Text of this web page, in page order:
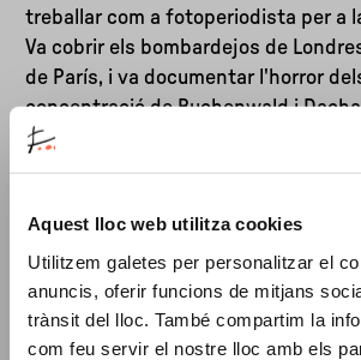
Aquest lloc web utilitza cookies
Utilitzem galetes per personalitzar el
anuncis, oferir funcions de mitjans
trànsit del lloc. També compartim la
com feu servir el nostre lloc amb els
treballar com a fotoperiodista per a
Va cobrir els bombardejos de
de París, i va documentar l'horror
concentració de Buchenwald i
permetrà conèixer el testimoni de
han viscut en persona la realitat del
Moderadora:Rosa Maria Calaf
escriptora, corresponsal de RTVE als
Moscou i Àsia, entre altres llocs).
Sandra Balsells(fotoperiodista
professora de la Universitat Ramon